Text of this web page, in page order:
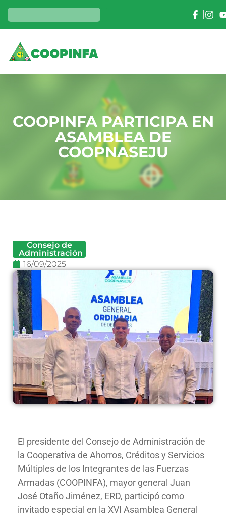
COOPINFA PARTICIPA EN
ASAMBLEA DE
COOPNASEJU
Consejo de
Administración
16/09/2025
El presidente del Consejo de Administración de
la Cooperativa de Ahorros, Créditos y Servicios
Múltiples de los Integrantes de las Fuerzas
Armadas (COOPINFA), mayor general Juan
José Otaño Jiménez, ERD, participó como
invitado especial en la XVI Asamblea General